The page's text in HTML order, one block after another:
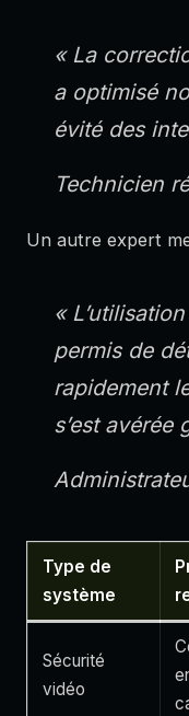
« La
a optimisé
évité des
Technicien
Un autre expert
«
permis de
rapidement
s’est avérée
Type de
système
Sécurité
vidéo